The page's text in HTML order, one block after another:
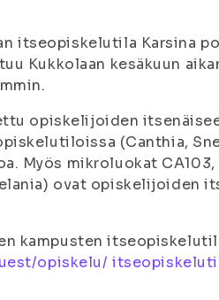
itseopiskelutila Karsina
Kukkolaan kesäkuun
opiskelijoiden
(Canthia,
Myös mikroluokat CA103,
ovat opiskelijoiden
kampusten
opiskelu/